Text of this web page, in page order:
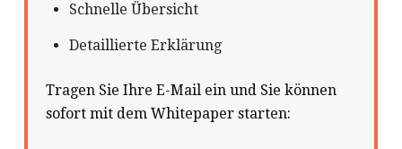
Schnelle Übersicht
Detaillierte Erklärung
Tragen Sie Ihre E-Mail ein und Sie können
sofort mit dem Whitepaper starten: